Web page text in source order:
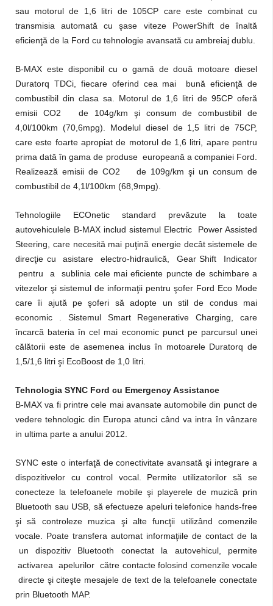
sau motorul de 1,6 litri de 105CP care este combinat cu
transmisia automată cu şase viteze PowerShift de înaltă
eficienţă de la Ford cu tehnologie avansată cu ambreiaj dublu.
B-MAX este disponibil cu o gamă de două motoare diesel
Duratorq TDCi, fiecare oferind cea mai bună eficienţă de
combustibil din clasa sa. Motorul de 1,6 litri de 95CP oferă
emisii CO2 de 104g/km şi consum de combustibil de
4,0l/100km (70,6mpg). Modelul diesel de 1,5 litri de 75CP,
care este foarte apropiat de motorul de 1,6 litri, apare pentru
prima dată în gama de produse europeană a companiei Ford.
Realizează emisii de CO2 de 109g/km şi un consum de
combustibil de 4,1l/100km (68,9mpg).
Tehnologiile ECOnetic standard prevăzute la toate
autovehiculele B-MAX includ sistemul Electric Power Assisted
Steering, care necesită mai puţină energie decât sistemele de
direcţie cu asistare electro-hidraulică, Gear Shift Indicator
pentru a sublinia cele mai eficiente puncte de schimbare a
vitezelor şi sistemul de informaţii pentru şofer Ford Eco Mode
care îi ajută pe şoferi să adopte un stil de condus mai
economic . Sistemul Smart Regenerative Charging, care
încarcă bateria în cel mai economic punct pe parcursul unei
călătorii este de asemenea inclus în motoarele Duratorq de
1,5/1,6 litri şi EcoBoost de 1,0 litri.
Tehnologia SYNC Ford cu Emergency Assistance
B-MAX va fi printre cele mai avansate automobile din punct de
vedere tehnologic din Europa atunci când va intra în vânzare
in ultima parte a anului 2012.
SYNC este o interfaţă de conectivitate avansată şi integrare a
dispozitivelor cu control vocal. Permite utilizatorilor să se
conecteze la telefoanele mobile şi playerele de muzică prin
Bluetooth sau USB, să efectueze apeluri telefonice hands-free
şi să controleze muzica şi alte funcţii utilizând comenzile
vocale. Poate transfera automat informaţiile de contact de la
un dispozitiv Bluetooth conectat la autovehicul, permite
activarea apelurilor către contacte folosind comenzile vocale
directe şi citeşte mesajele de text de la telefoanele conectate
prin Bluetooth MAP.